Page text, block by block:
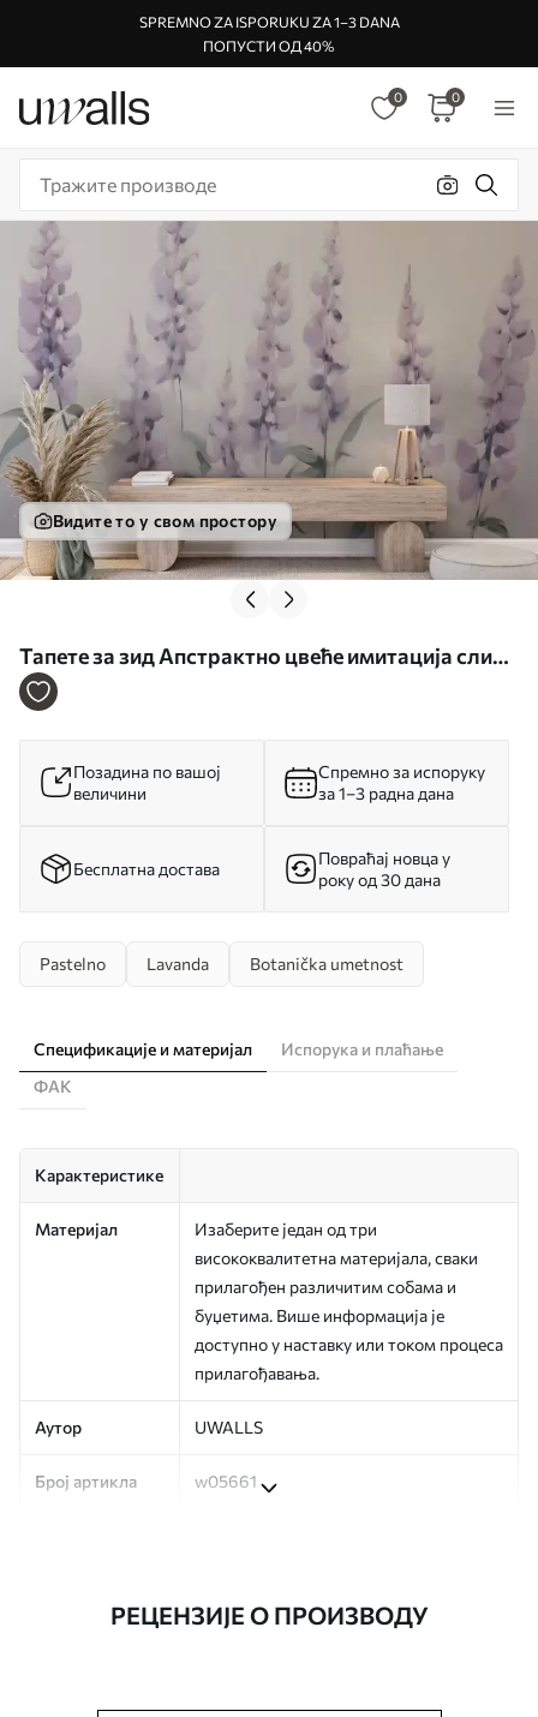
SPREMNO ZA ISPORUKU ZA 1–3 DANA
ПОПУСТИ ОД 40%
0 0
Видите то у свом простору
Тапете за зид Апстрактно цвеће имитација слике
бр. w05661
Позадина по вашој
величини
Спремно за испоруку
за 1–3 радна дана
Бесплатна достава
Повраћај новца у
року од 30 дана
Pastelno Lavanda Botanička umetnost
Спецификације и материјал
Испорука и плаћање
ФАК
Карактеристике
Материјал
Изаберите један од три
висококвалитетна материјала, сваки
прилагођен различитим собама и
буџетима. Више информација је
доступно у наставку или током процеса
прилагођавања.
Аутор UWALLS
Број артикла w05661
РЕЦЕНЗИЈЕ О ПРОИЗВОДУ